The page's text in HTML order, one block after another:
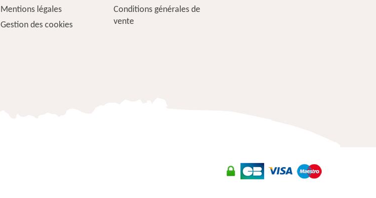
Mentions légales
Gestion des cookies
Conditions générales de
vente